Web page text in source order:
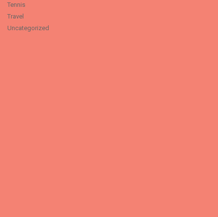
Tennis
Travel
Uncategorized